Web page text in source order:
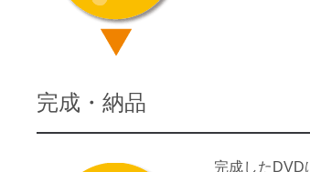
完成・納品
完成したDVD